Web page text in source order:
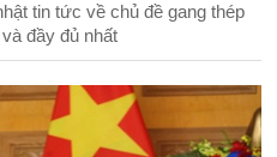
tin tức về chủ đề gang thép
đầy đủ nhất